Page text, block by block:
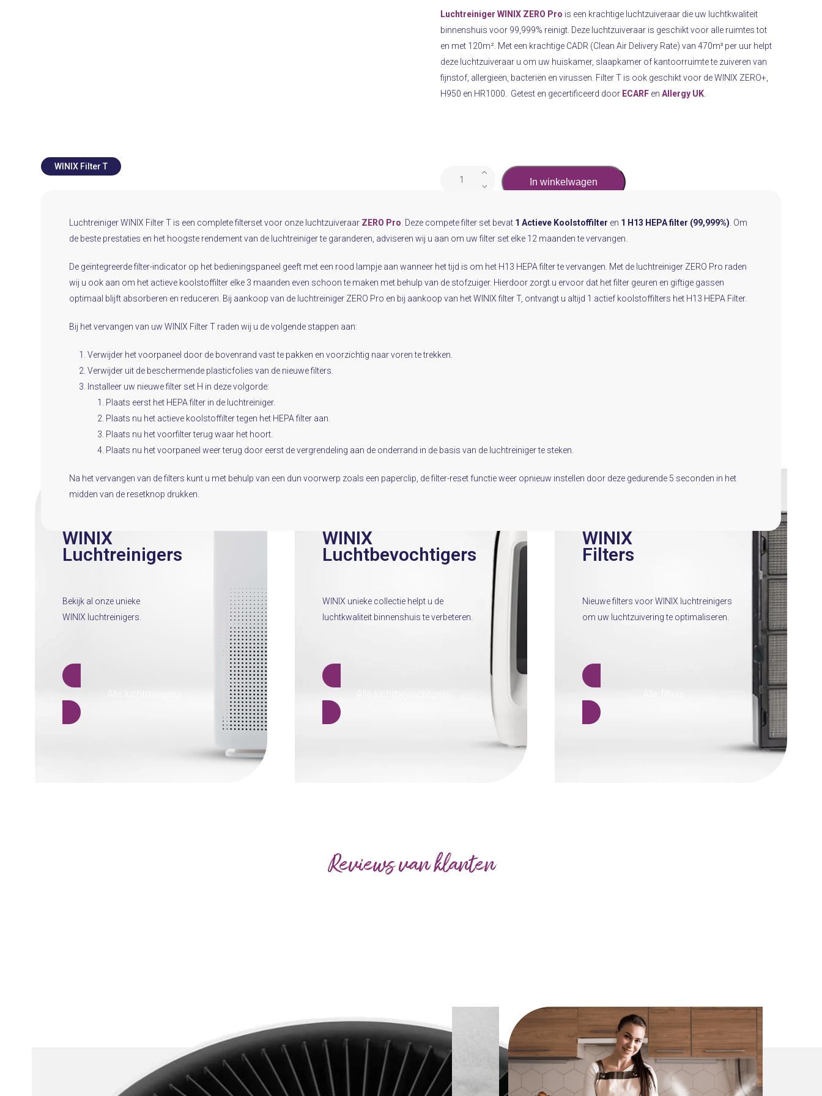
Luchtreiniger WINIX ZERO Pro is een krachtige luchtzuiveraar die uw luchtkwaliteit
binnenshuis voor 99,999% reinigt. Deze luchtzuiveraar is geschikt voor alle ruimtes tot
en met 120m². Met een krachtige CADR (Clean Air Delivery Rate) van 470m³ per uur helpt
deze luchtzuiveraar u om uw huiskamer, slaapkamer of kantoorruimte te zuiveren van
fijnstof, allergieën, bacteriën en virussen. Filter T is ook geschikt voor de WINIX ZERO+,
H950 en HR1000. Getest en gecertificeerd door ECARFen Allergy UK.
LuchtreinigerWINIX
aantal
In winkelwagen
WINIX Filter T
Luchtreiniger WINIX Filter T is een complete filterset voor onze luchtzuiveraar ZERO Pro . Deze compete filter set bevat 1 Actieve Koolstoffilter en 1 H13 HEPA filter (99,999%) . Om
de beste prestaties en het hoogste rendement van de luchtreiniger te garanderen, adviseren wij u aan om uw filter set elke 12 maanden te vervangen.
De geïntegreerde filter-indicator op het bedieningspaneel geeft met een rood lampje aan wanneer het tijd is om het H13 HEPA filter te vervangen. Met de luchtreiniger ZERO Pro raden
wij u ook aan om het actieve koolstoffilter elke 3 maanden even schoon te maken met behulp van de stofzuiger. Hierdoor zorgt u ervoor dat het filter geuren en giftige gassen
optimaal blijft absorberen en reduceren. Bij aankoop van de luchtreiniger ZERO Pro en bij aankoop van het WINIX filter T, ontvangt u altijd 1 actief koolstoffilters het H13 HEPA Filter.
Bij het vervangen van uw WINIX Filter T raden wij u de volgende stappen aan:
Verwijder het voorpaneel door de bovenrand vast te pakken en voorzichtig naar voren te trekken.
Verwijder uit de beschermende plasticfolies van de nieuwe filters.
Installeer uw nieuwe filter set H in deze volgorde:
Plaats eerst het HEPA filter in de luchtreiniger.
Plaats nu het actieve koolstoffilter tegen het HEPA filter aan.
Plaats nu het voorfilter terug waar het hoort.
Plaats nu het voorpaneel weer terug door eerst de vergrendeling aan de onderrand in de basis van de luchtreiniger te steken.
Na het vervangen van de filters kunt u met behulp van een dun voorwerp zoals een paperclip, de filter-reset functie weer opnieuw instellen door deze gedurende 5 seconden in het
midden van de resetknop drukken.
WINIX
Luchtreinigers
Bekijk al onze unieke
WINIX luchtreinigers.
WINIX
Luchtbevochtigers
WINIX unieke collectie helpt u de
luchtkwaliteit binnenshuis te verbeteren.
WINIX
Filters
Nieuwe filters voor WINIX luchtreinigers
om uw luchtzuivering te optimaliseren.
Reviews van klanten
the